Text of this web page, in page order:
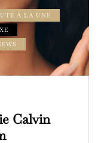
À LA UNE
Calvin